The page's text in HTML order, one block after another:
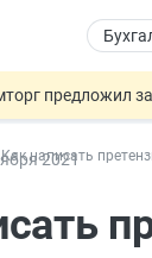
предложил
за
Как написать
бря2021